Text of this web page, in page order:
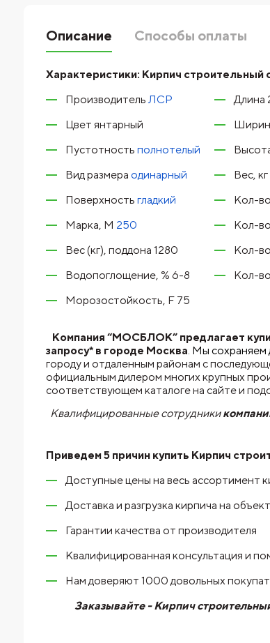
Описание Способы оплаты
Характеристики: Кирпич строительный
ПроизводительЛСР
Цвет янтарный
Пустотность полнотелый
Вид размера одинарный
Поверхность гладкий
Марка, М 250
Вес (кг), поддона 1280
Водопоглощение, % 6-8
Морозостойкость, F 75
Длина
Вес,
Кол-
Кол-
Кол-
Кол-
Компания “МОСБЛОК” предлагает
запросу* в городе Москва. Мы сохраняем
городу и отдаленным районам с
официальным дилером многих крупных
соответствующем каталоге на сайте и
Квалифицированные сотрудники
Приведем 5 причин купить Кирпич
Доступные цены на весь ассортимент
Доставка и разгрузка кирпича на
Гарантии качества от производителя
Квалифицированная консультация и
Нам доверяют 1000 довольных
Заказывайте - Кирпич